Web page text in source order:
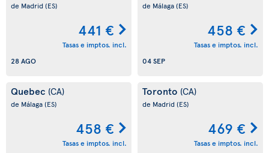
de Madrid(ES)
441 €
Tasas e imptos. incl.
28 AGO
de Málaga(ES)
458 €
Tasas e imptos. incl.
04 SEP
Quebec (CA)
de Málaga(ES)
458 €
Tasas e imptos. incl.
Toronto (CA)
de Madrid(ES)
469 €
Tasas e imptos. incl.